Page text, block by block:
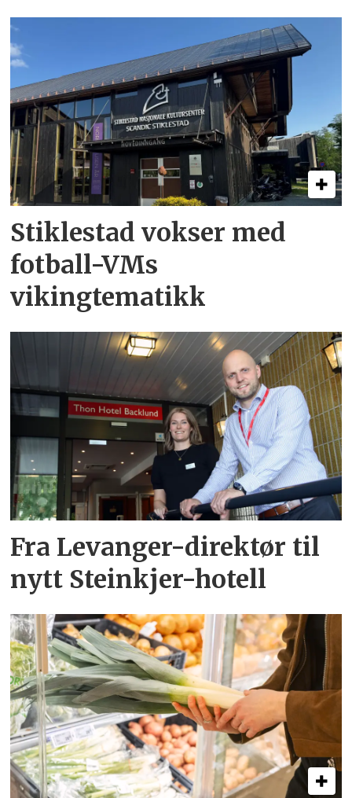
Stiklestad vokser med
fotball-VMs
vikingtematikk
Fra Levanger-direktør til
nytt Steinkjer-hotell